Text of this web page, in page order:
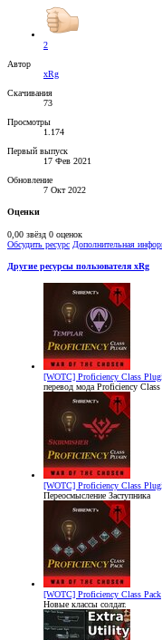
2
Автор
xRg
Скачивания
73
Просмотры
1.174
Первый выпуск
17 Фев 2021
Обновление
7 Окт 2022
Оценки
0,00 звёзд 0 оценок
Обсудить ресурс Дополнительная
Другие ресурсы пользователя xRg
[WOTC] Proficiency Class
перевод мода Proficiency
[WOTC] Proficiency Class
Переосмысление Заступника
[WOTC] Proficiency Class Pack
Новые классы солдат.